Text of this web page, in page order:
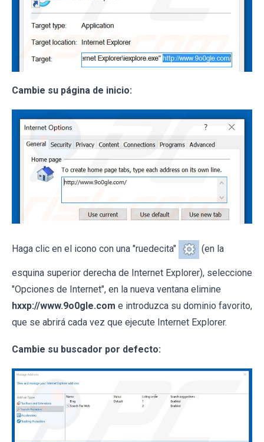
Cambie su página de inicio:
Haga clic en el icono con una "ruedecita" (en la
esquina superior derecha de Internet Explorer), seleccione
"Opciones de Internet", en la nueva ventana elimine
hxxp://www.9o0gle.com e introduzca su dominio favorito,
que se abrirá cada vez que ejecute Internet Explorer.
Cambie su buscador por defecto: